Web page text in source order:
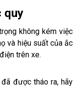
quy
không kém việc
và hiệu suất của ắc
trên xe.
được tháo ra, hãy